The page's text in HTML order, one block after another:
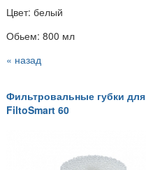
Цвет: белый
Обьем: 800 мл
« назад
Фильтровальные губки для
FiltoSmart 60